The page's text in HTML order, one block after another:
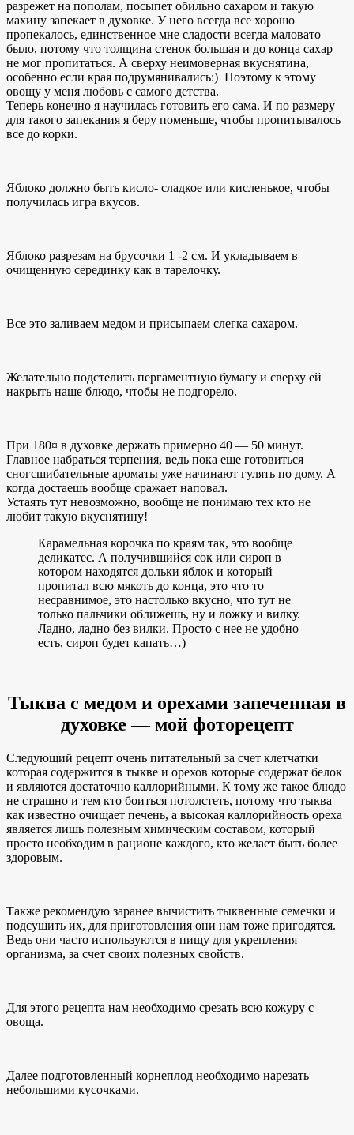
разрежет на пополам, посыпет обильно сахаром и такую
махину запекает в духовке. У него всегда все хорошо
пропекалось, единственное мне сладости всегда маловато
было, потому что толщина стенок большая и до конца сахар
не мог пропитаться. А сверху неимоверная вкуснятина,
особенно если края подрумянивались:) Поэтому к этому
овощу у меня любовь с самого детства.
Теперь конечно я научилась готовить его сама. И по размеру
для такого запекания я беру поменьше, чтобы пропитывалось
все до корки.
Яблоко должно быть кисло- сладкое или кисленькое, чтобы
получилась игра вкусов.
Яблоко разрезам на брусочки 1 -2 см. И укладываем в
очищенную серединку как в тарелочку.
Все это заливаем медом и присыпаем слегка сахаром.
Желательно подстелить пергаментную бумагу и сверху ей
накрыть наше блюдо, чтобы не подгорело.
При 180¤ в духовке держать примерно 40 — 50 минут.
Главное набраться терпения, ведь пока еще готовиться
сногсшибательные ароматы уже начинают гулять по дому. А
когда достаешь вообще сражает наповал.
Устаять тут невозможно, вообще не понимаю тех кто не
любит такую вкуснятину!
Карамельная корочка по краям так, это вообще
деликатес. А получившийся сок или сироп в
котором находятся дольки яблок и который
пропитал всю мякоть до конца, это что то
несравнимое, это настолько вкусно, что тут не
только пальчики оближешь, ну и ложку и вилку.
Ладно, ладно без вилки. Просто с нее не удобно
есть, сироп будет капать…)
Тыква с медом и орехами запеченная в
духовке — мой фоторецепт
Следующий рецепт очень питательный за счет клетчатки
которая содержится в тыкве и орехов которые содержат белок
и являются достаточно каллорийными. К тому же такое блюдо
не страшно и тем кто боиться потолстеть, потому что тыква
как известно очищает печень, а высокая каллорийность ореха
является лишь полезным химическим составом, который
просто необходим в рационе каждого, кто желает быть более
здоровым.
Также рекомендую заранее вычистить тыквенные семечки и
подсушить их, для приготовления они нам тоже пригодятся.
Ведь они часто используются в пищу для укрепления
организма, за счет своих полезных свойств.
Для этого рецепта нам необходимо срезать всю кожуру с
овоща.
Далее подготовленный корнеплод необходимо нарезать
небольшими кусочками.